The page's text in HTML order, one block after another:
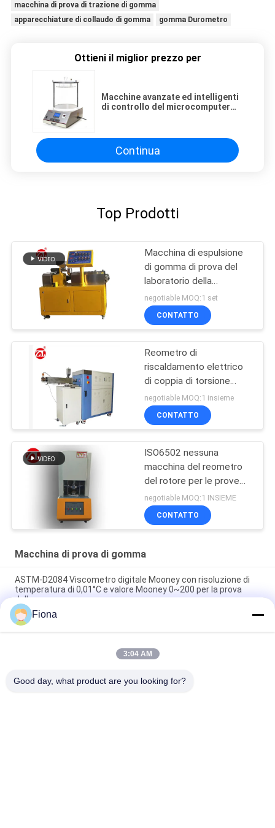
macchina di prova di trazione di gomma
apparecchiature di collaudo di gomma
gomma Durometro
Ottieni il miglior prezzo per
Macchine avanzate ed intelligenti
di controllo del microcomputer
Continua
Top Prodotti
Macchina di espulsione
di gomma di prova del
laboratorio della
macchina della vite di
gomma del gemello per
PA del PC del PVC
negotiable MOQ:1 set
CONTATTO
Reometro di
riscaldamento elettrico
di coppia di torsione
60ML più la gamma 0-
300Nm di coppia di
torsione del miscelatore
negotiable MOQ:1 insieme
CONTATTO
ISO6502 nessuna
macchina del reometro
del rotore per le prove
della gomma
negotiable MOQ:1 INSIEME
CONTATTO
Macchina di prova di gomma
ASTM-D2084 Viscometro digitale Mooney con risoluzione di
temperatura di 0,01°C e valore Mooney 0~200 per la prova
della gomma
Macchina di prova di gomma utilizzata laboratorio del singolo
del chip reometro di controllo senza rotore
Tester di impatto digitale ISO 180 con velocità di impatto di
Fiona
3:04 AM
Good day, what product are you looking for?